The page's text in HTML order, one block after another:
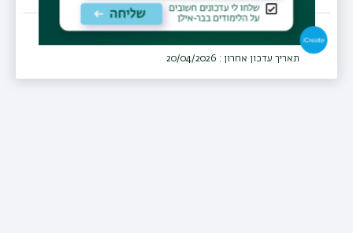
תאריך עדכון אחרון : 20/04/2026